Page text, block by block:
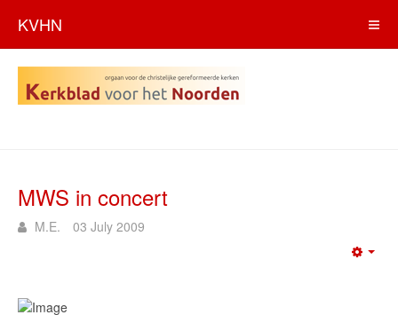
KVHN
MWS in concert
M.E. 03 July 2009